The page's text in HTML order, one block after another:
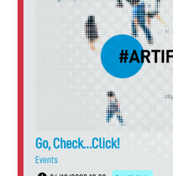
Go, Check…Click!
Events